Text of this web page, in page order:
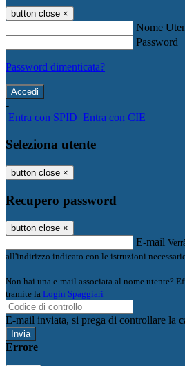
button close ×
Nome
Password
Password dimenticata?
-
Entra con SPID Entra con CIE
Seleziona utente
button close ×
Recupero password
button close ×
E-mail
all'indirizzo indicato con le istruzioni
Non hai una e-mail associata al nome utente?
tramite la Login Spaggiari
E-mail inviata, si prega di controllare la
Errore